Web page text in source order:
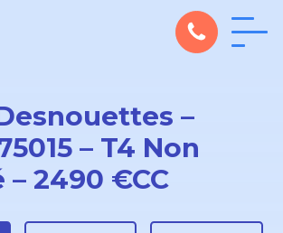
–
– T4 Non
2490 €CC